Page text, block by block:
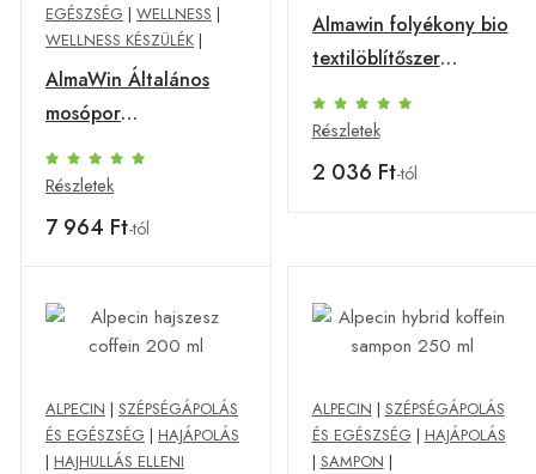
EGÉSZSÉG | WELLNESS |
WELLNESS KÉSZÜLÉK |
AlmaWin Általános
mosópor
koncentrátum - 36
mosásra levendulával
2 kg
Részletek
7 964 Ft-tól
Almawin folyékony bio
textilöblítőszer
narancsvirág 750 ml
Részletek
2 036 Ft-tól
ALPECIN | SZÉPSÉGÁPOLÁS
ÉS EGÉSZSÉG | HAJÁPOLÁS
| HAJHULLÁS ELLENI
ALPECIN | SZÉPSÉGÁPOLÁS
ÉS EGÉSZSÉG | HAJÁPOLÁS
| SAMPON |